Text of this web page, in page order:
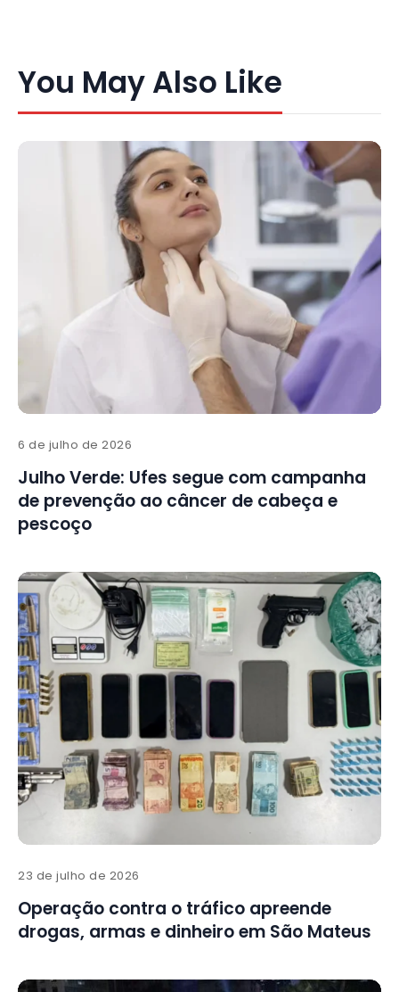
You May Also Like
6 de julho de 2026
Julho Verde: Ufes segue com campanha
de prevenção ao câncer de cabeça e
pescoço
23 de julho de 2026
Operação contra o tráfico apreende
drogas, armas e dinheiro em São Mateus